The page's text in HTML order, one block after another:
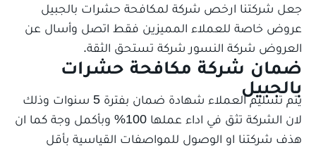
جعل شركتنا ارخص شركة لمكافحة حشرات بالجبيل
عروض خاصة للعملاء المميزين فقط اتصل وأسال عن
العروض شركة النسور شركة تستحق الثقة.
ضمان شركة مكافحة حشرات
بالجبيل
يتم تسليم العملاء شهادة ضمان بفترة 5 سنوات وذلك
لان الشركة تثق في اداء عملها 100% وبأكمل وجة كما ان
هذف شركتنا او الوصول للمواصفات القياسية بأقل